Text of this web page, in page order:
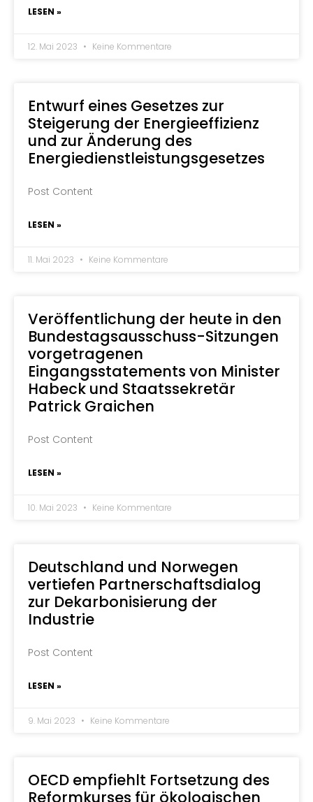
LESEN »
12. Mai 2023 Keine Kommentare
Entwurf eines Gesetzes zur
Steigerung der Energieeffizienz
und zur Änderung des
Energiedienstleistungsgesetzes
Post Content
LESEN »
11. Mai 2023 Keine Kommentare
Veröffentlichung der heute in den
Bundestagsausschuss-Sitzungen
vorgetragenen
Eingangsstatements von Minister
Habeck und Staatssekretär
Patrick Graichen
Post Content
LESEN »
10. Mai 2023 Keine Kommentare
Deutschland und Norwegen
vertiefen Partnerschaftsdialog
zur Dekarbonisierung der
Industrie
Post Content
LESEN »
9. Mai 2023 Keine Kommentare
OECD empfiehlt Fortsetzung des
Reformkurses für ökologischen